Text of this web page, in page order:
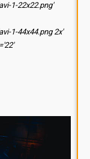
1-22x22.png'
1-44x44.png 2x'